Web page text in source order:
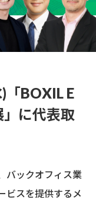
「BOXIL E
に代表取
バックオフィス業
ビスを提供するメ